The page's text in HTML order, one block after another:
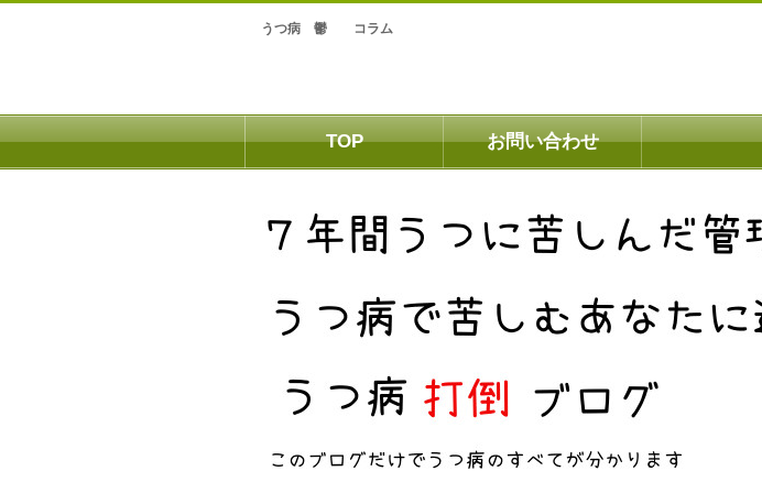
うつ病 鬱 コラム
TOP お問い合わせ